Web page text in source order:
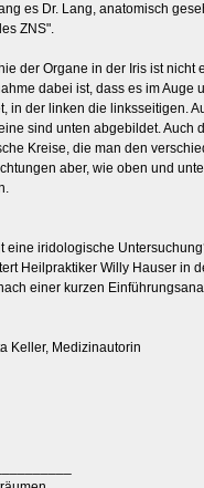
es Dr. Lang, anatomisch
ZNS".
der Organe in der Iris ist nicht
dabei ist, dass es im Auge
in der linken die linksseitigen.
sind unten abgebildet. Auch
Kreise, die man den
aber, wie oben und
eine iridologische
Heilpraktiker Willy Hauser in
einer kurzen
Keller, Medizinautorin